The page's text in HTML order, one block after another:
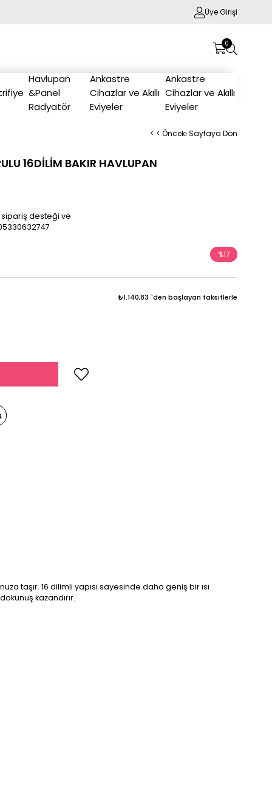
Üye Girişi
0
Havlupan
&Panel
Radyatör
Ankastre
Cihazlar ve Akıllı
Eviyeler
Ankastre
Cihazlar ve Akıllı
Eviyeler
< < Önceki Sayfaya Dön
16DİLİM BAKIR HAVLUPAN
sipariş desteği ve
%17
₺1.140,83 `den başlayan taksitlerle
taşır. 16 dilimli yapısı sayesinde daha geniş bir ısı
kazandırır.